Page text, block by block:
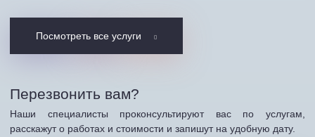
Посмотреть все услуги
Перезвонить вам?
Наши специалисты проконсультируют вас по услугам,
расскажут о работах и стоимости и запишут на удобную дату.